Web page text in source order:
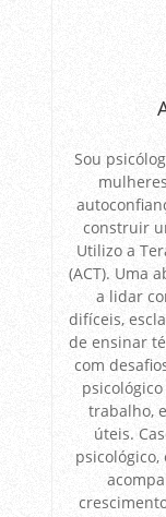
Sou
construir
Utilizo a
(ACT). Uma
a lidar
difíceis,
de ensinar
com
trabalho,
úteis.